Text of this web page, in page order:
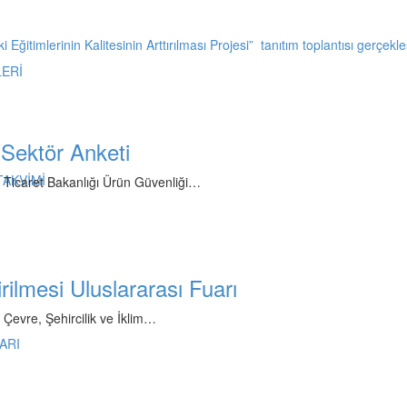
Kalitesinin Arttırılması Projesi” tanıtım toplantısı
Anketi
Bakanlığı Ürün Güvenliği…
Uluslararası Fuarı
Çevre, Şehircilik ve İklim…